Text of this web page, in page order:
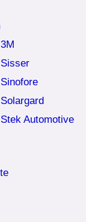
3M
Sisser
Sinofore
Solargard
Stek Automotive